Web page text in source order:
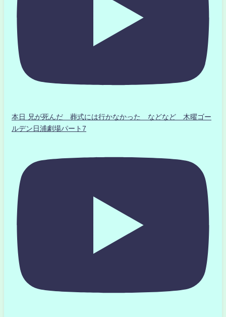
本日 兄が死んだ 葬式には行かなかった などなど 木曜ゴー
ルデン日浦劇場パート7